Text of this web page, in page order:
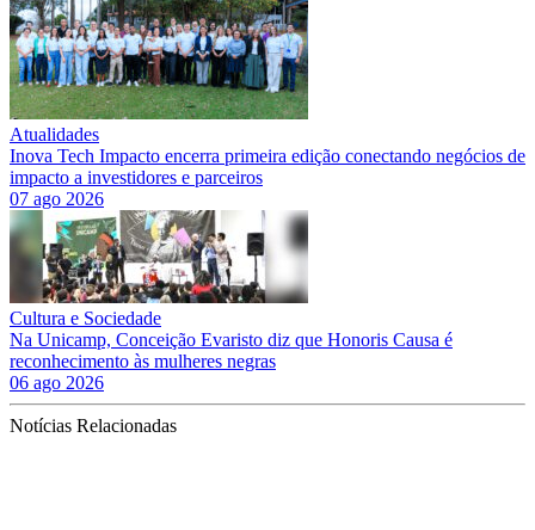
Atualidades
Inova Tech Impacto encerra primeira edição conectando negócios de
impacto a investidores e parceiros
07 ago 2026
Cultura e Sociedade
Na Unicamp, Conceição Evaristo diz que Honoris Causa é
reconhecimento às mulheres negras
06 ago 2026
Notícias Relacionadas